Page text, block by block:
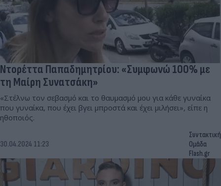
Ντορέττα Παπαδημητρίου: «Συμφωνώ 100% με
τη Μαίρη Συνατσάκη»
«Στέλνω τον σεβασμό και το θαυμασμό μου για κάθε γυναίκα
που γυναίκα, που έχει βγει μπροστά και έχει μιλήσει», είπε η
ηθοποιός.
30.04.2024 11:23
Συντακτική
Ομάδα
Flash.gr